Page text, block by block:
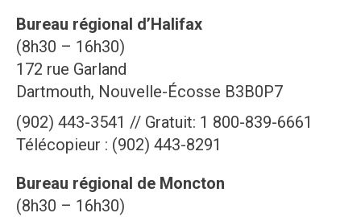
Bureau régional d’Halifax
(8h30 – 16h30)
172 rue Garland
Dartmouth, Nouvelle-Écosse B3B0P7
(902) 443-3541 // Gratuit: 1 800-839-6661
Télécopieur : (902) 443-8291
Bureau régional de Moncton
(8h30 – 16h30)